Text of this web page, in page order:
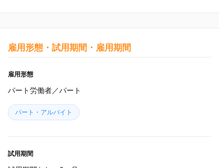
雇用形態・試用期間・雇用期間
雇用形態
パート労働者／パート
パート・アルバイト
試用期間